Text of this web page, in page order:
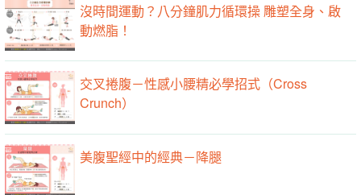
沒時間運動？八分鐘肌力循環操 雕塑全身、啟
動燃脂！
交叉捲腹－性感小腰精必學招式（Cross
Crunch）
美腹聖經中的經典－降腿